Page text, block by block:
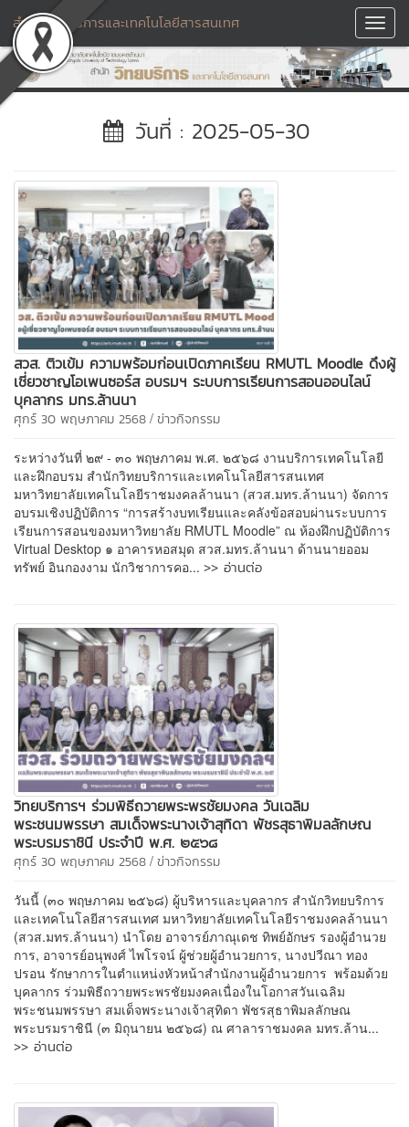
สำนักวิทยบริการและเทคโนโลยีสารสนเทศ
วันที่ : 2025-05-30
สวส. ติวเข้ม ความพร้อมก่อนเปิดภาคเรียน RMUTL Moodle ดึงผู้
เชี่ยวชาญโอเพนซอร์ส อบรมฯ ระบบการเรียนการสอนออนไลน์
บุคลากร มทร.ล้านนา
ศุกร์ 30 พฤษภาคม 2568 / ข่าวกิจกรรม
ระหว่างวันที่ ๒๙ - ๓๐ พฤษภาคม พ.ศ. ๒๕๖๘ งานบริการเทคโนโลยี
และฝึกอบรม สำนักวิทยบริการและเทคโนโลยีสารสนเทศ
มหาวิทยาลัยเทคโนโลยีราชมงคลล้านนา (สวส.มทร.ล้านนา) จัดการ
อบรมเชิงปฏิบัติการ “การสร้างบทเรียนและคลังข้อสอบผ่านระบบการ
เรียนการสอนของมหาวิทยาลัย RMUTL Moodle” ณ ห้องฝึกปฏิบัติการ
Virtual Desktop ๑ อาคารหอสมุด สวส.มทร.ล้านนา ด้านนายออม
ทรัพย์ อินกองงาม นักวิชาการคอ... >> อ่านต่อ
วิทยบริการฯ ร่วมพิธีถวายพระพรชัยมงคล วันเฉลิม
พระชนมพรรษา สมเด็จพระนางเจ้าสุทิดา พัชรสุธาพิมลลักษณ
พระบรมราชินี ประจำปี พ.ศ. ๒๕๖๘
ศุกร์ 30 พฤษภาคม 2568 / ข่าวกิจกรรม
วันนี้ (๓๐ พฤษภาคม ๒๕๖๘) ผู้บริหารและบุคลากร สำนักวิทยบริการ
และเทคโนโลยีสารสนเทศ มหาวิทยาลัยเทคโนโลยีราชมงคลล้านนา
(สวส.มทร.ล้านนา) นำโดย อาจารย์ภาณุเดช ทิพย์อักษร รองผู้อำนวย
การ, อาจารย์อนุพงศ์ ไพโรจน์ ผู้ช่วยผู้อำนวยการ, นางปวีณา ทอง
ปรอน รักษาการในตำแหน่งหัวหน้าสำนักงานผู้อำนวยการ พร้อมด้วย
บุคลากร ร่วมพิธีถวายพระพรชัยมงคลเนื่องในโอกาสวันเฉลิม
พระชนมพรรษา สมเด็จพระนางเจ้าสุทิดา พัชรสุธาพิมลลักษณ
พระบรมราชินี (๓ มิถุนายน ๒๕๖๘) ณ ศาลาราชมงคล มทร.ล้าน...
>> อ่านต่อ